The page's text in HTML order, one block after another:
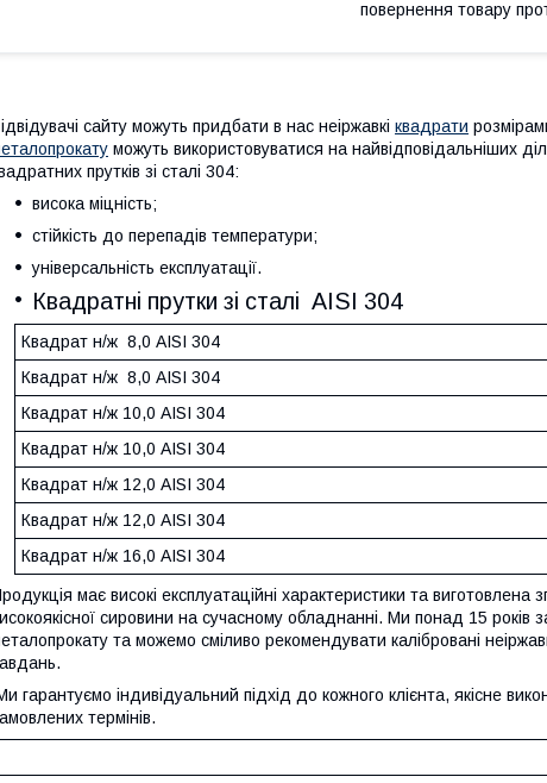
повернення товару
сайту можуть придбати в нас неіржавкі квадрати
можуть використовуватися на найвідповідальніших
прутків зі сталі 304:
висока міцність;
стійкість до перепадів температури;
універсальність експлуатації.
Квадратні прутки зі сталі AISI 304
Квадрат н/ж 8,0 AISI 304
Квадрат н/ж 8,0 AISI 304
Квадрат н/ж 10,0 AISI 304
Квадрат н/ж 10,0 AISI 304
Квадрат н/ж 12,0 AISI 304
Квадрат н/ж 12,0 AISI 304
Квадрат н/ж 16,0 AISI 304
має високі експлуатаційні характеристики та виготовлена
сировини на сучасному обладнанні. Ми понад 15 років
та можемо сміливо рекомендувати калібровані
гарантуємо індивідуальний підхід до кожного клієнта, якісне
термінів.